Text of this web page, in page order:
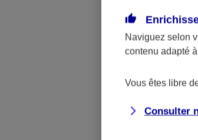
Naviguez selon
contenu adapté
Vous êtes libre
Consulter